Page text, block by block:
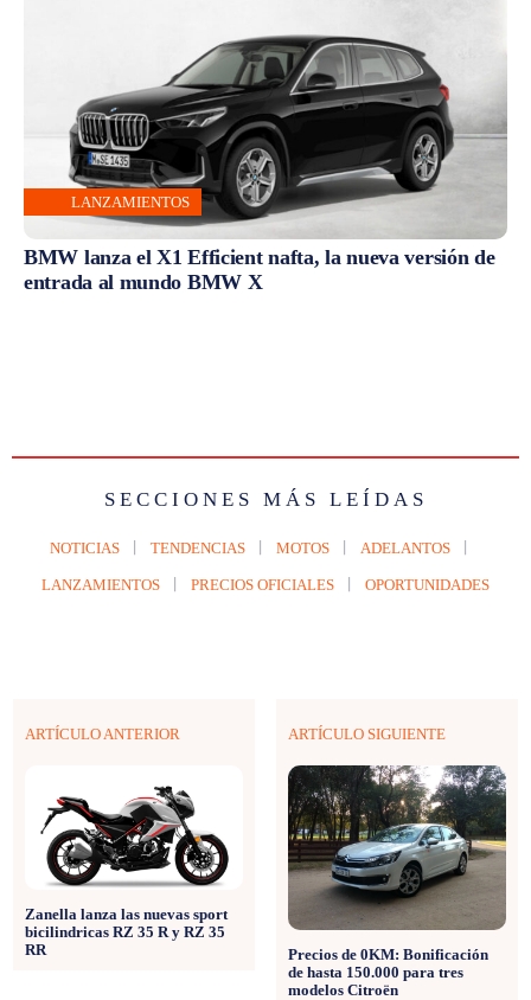
LANZAMIENTOS
BMW lanza el X1 Efficient nafta, la nueva versión de
entrada al mundo BMW X
SECCIONES MÁS LEÍDAS
NOTICIAS TENDENCIAS MOTOS ADELANTOS
LANZAMIENTOS PRECIOS OFICIALES OPORTUNIDADES
ARTÍCULO ANTERIOR
Zanella lanza las nuevas sport
bicilindricas RZ 35 R y RZ 35
RR
ARTÍCULO SIGUIENTE
Precios de 0KM: Bonificación
de hasta 150.000 para tres
modelos Citroën